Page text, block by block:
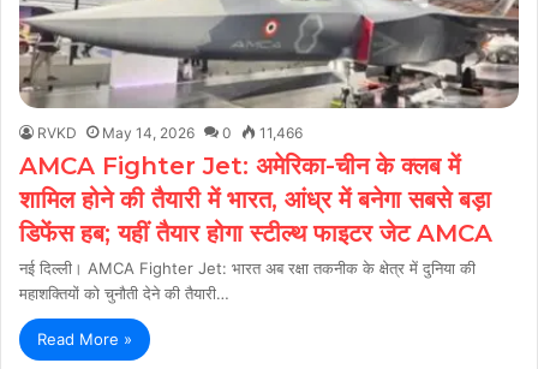
RVKD May 14, 2026 0 11,466
AMCA Fighter Jet: अमेरिका-चीन के क्लब में
शामिल होने की तैयारी में भारत, आंध्र में बनेगा सबसे बड़ा
डिफेंस हब; यहीं तैयार होगा स्टील्थ फाइटर जेट AMCA
नई दिल्ली। AMCA Fighter Jet: भारत अब रक्षा तकनीक के क्षेत्र में दुनिया की
महाशक्तियों को चुनौती देने की तैयारी…
Read More »